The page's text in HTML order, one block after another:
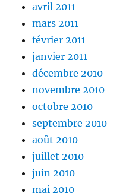
avril 2011
mars 2011
février 2011
janvier 2011
décembre 2010
novembre 2010
octobre 2010
septembre 2010
août 2010
juillet 2010
juin 2010
mai 2010